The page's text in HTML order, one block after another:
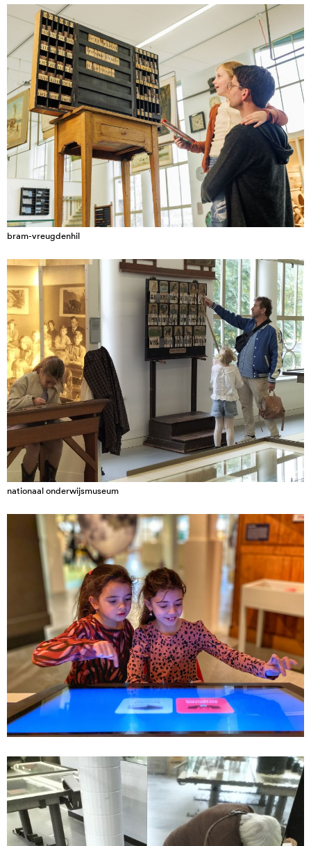
bram-vreugdenhil
nationaal onderwijsmuseum